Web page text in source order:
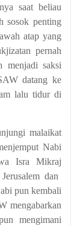
saat beliau
sosok penting
atap yang
pernah
menjadi saksi
datang ke
lalu tidur di
malaikat
Nabi
Isra Mikraj
dan
pun kembali
mengabarkan
mengimani